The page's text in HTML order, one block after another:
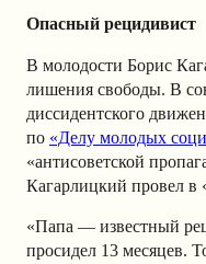
Опасный рецидивист
В молодости Борис
лишения свободы. В
диссидентского
по «Делу молодых
«антисоветской
Кагарлицкий провел в
«Папа — известный
просидел 13 месяцев.